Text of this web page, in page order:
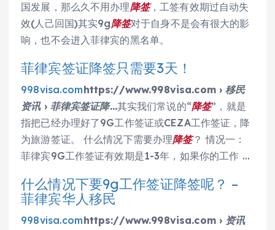
国发展，那么久不用办理降签，工签有效期过自动失
效(人己回国)其实9g降签对于自身不是会有很大的影
响，也不会进入菲律宾的黑名单。
菲律宾签证降签只需要3天！
998visa.comhttps://www.998visa.com › 移民
资讯 › 菲律宾签证降…其实我们常说的“降签”，就是
指把已经办理好了9G工作签证或CEZA工作签证，降
为旅游签证。 什么情况下需要办理降签？ 情况一：
菲律宾9G工作签证有效期是1-3年，如果你的工作 …
什么情况下要9g工作签证降签呢？ –
菲律宾华人移民
998visa.comhttps://www.998visa.com › 资讯